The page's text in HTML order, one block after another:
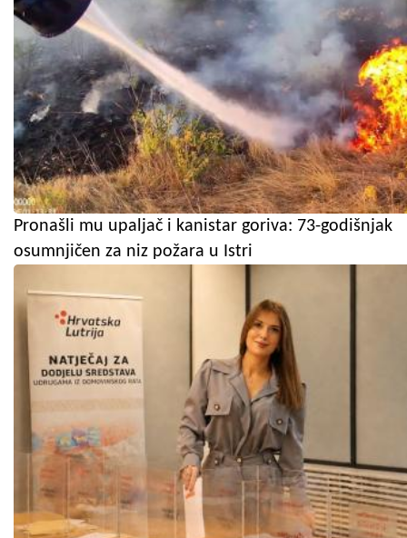
Pronašli mu upaljač i kanistar goriva: 73-godišnjak
osumnjičen za niz požara u Istri